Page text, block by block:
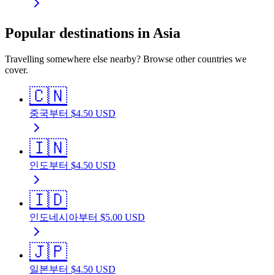
Popular destinations in Asia
Travelling somewhere else nearby? Browse other countries we
cover.
🇨🇳
중국부터 $4.50 USD
🇮🇳
인도부터 $4.50 USD
🇮🇩
인도네시아부터 $5.00 USD
🇯🇵
일본부터 $4.50 USD